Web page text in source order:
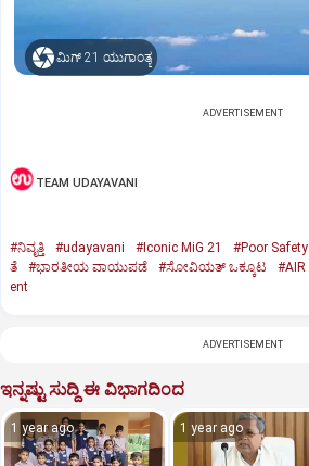
ಮಿಗ್‌ 21 ಯುಗಾಂತ್ಯ
ADVERTISEMENT
TEAM UDAYAVANI
#ನಿವೃತ್ತಿ #udayavani #Iconic MiG 21 #Poor Safety
ತೆ
#ಭಾರತೀಯ ವಾಯುಪಡೆ #ಸೋವಿಯತ್‌ ಒಕ್ಕೂಟ #AIR
ent
ADVERTISEMENT
ಇನ್ನಷ್ಟು ಸುದ್ದಿ ಈ ವಿಭಾಗದಿಂದ
1 year ago 1 year ago